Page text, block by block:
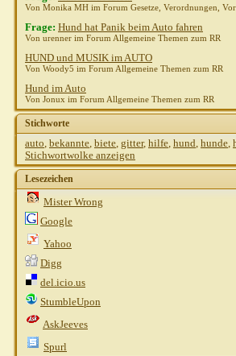
Von Monika MH im Forum Gesetze, Verordnungen,
Frage: Hund hat Panik beim Auto fahren
Von urenner im Forum Allgemeine Themen zum RR
HUND und MUSIK im AUTO
Von Woody5 im Forum Allgemeine Themen zum RR
Hund im Auto
Von Jonux im Forum Allgemeine Themen zum RR
Stichworte
auto, bekannte, biete, gitter, hilfe, hund, hunde,
Stichwortwolke anzeigen
Lesezeichen
Mister Wrong
Google
Yahoo
Digg
del.icio.us
StumbleUpon
AskJeeves
Spurl